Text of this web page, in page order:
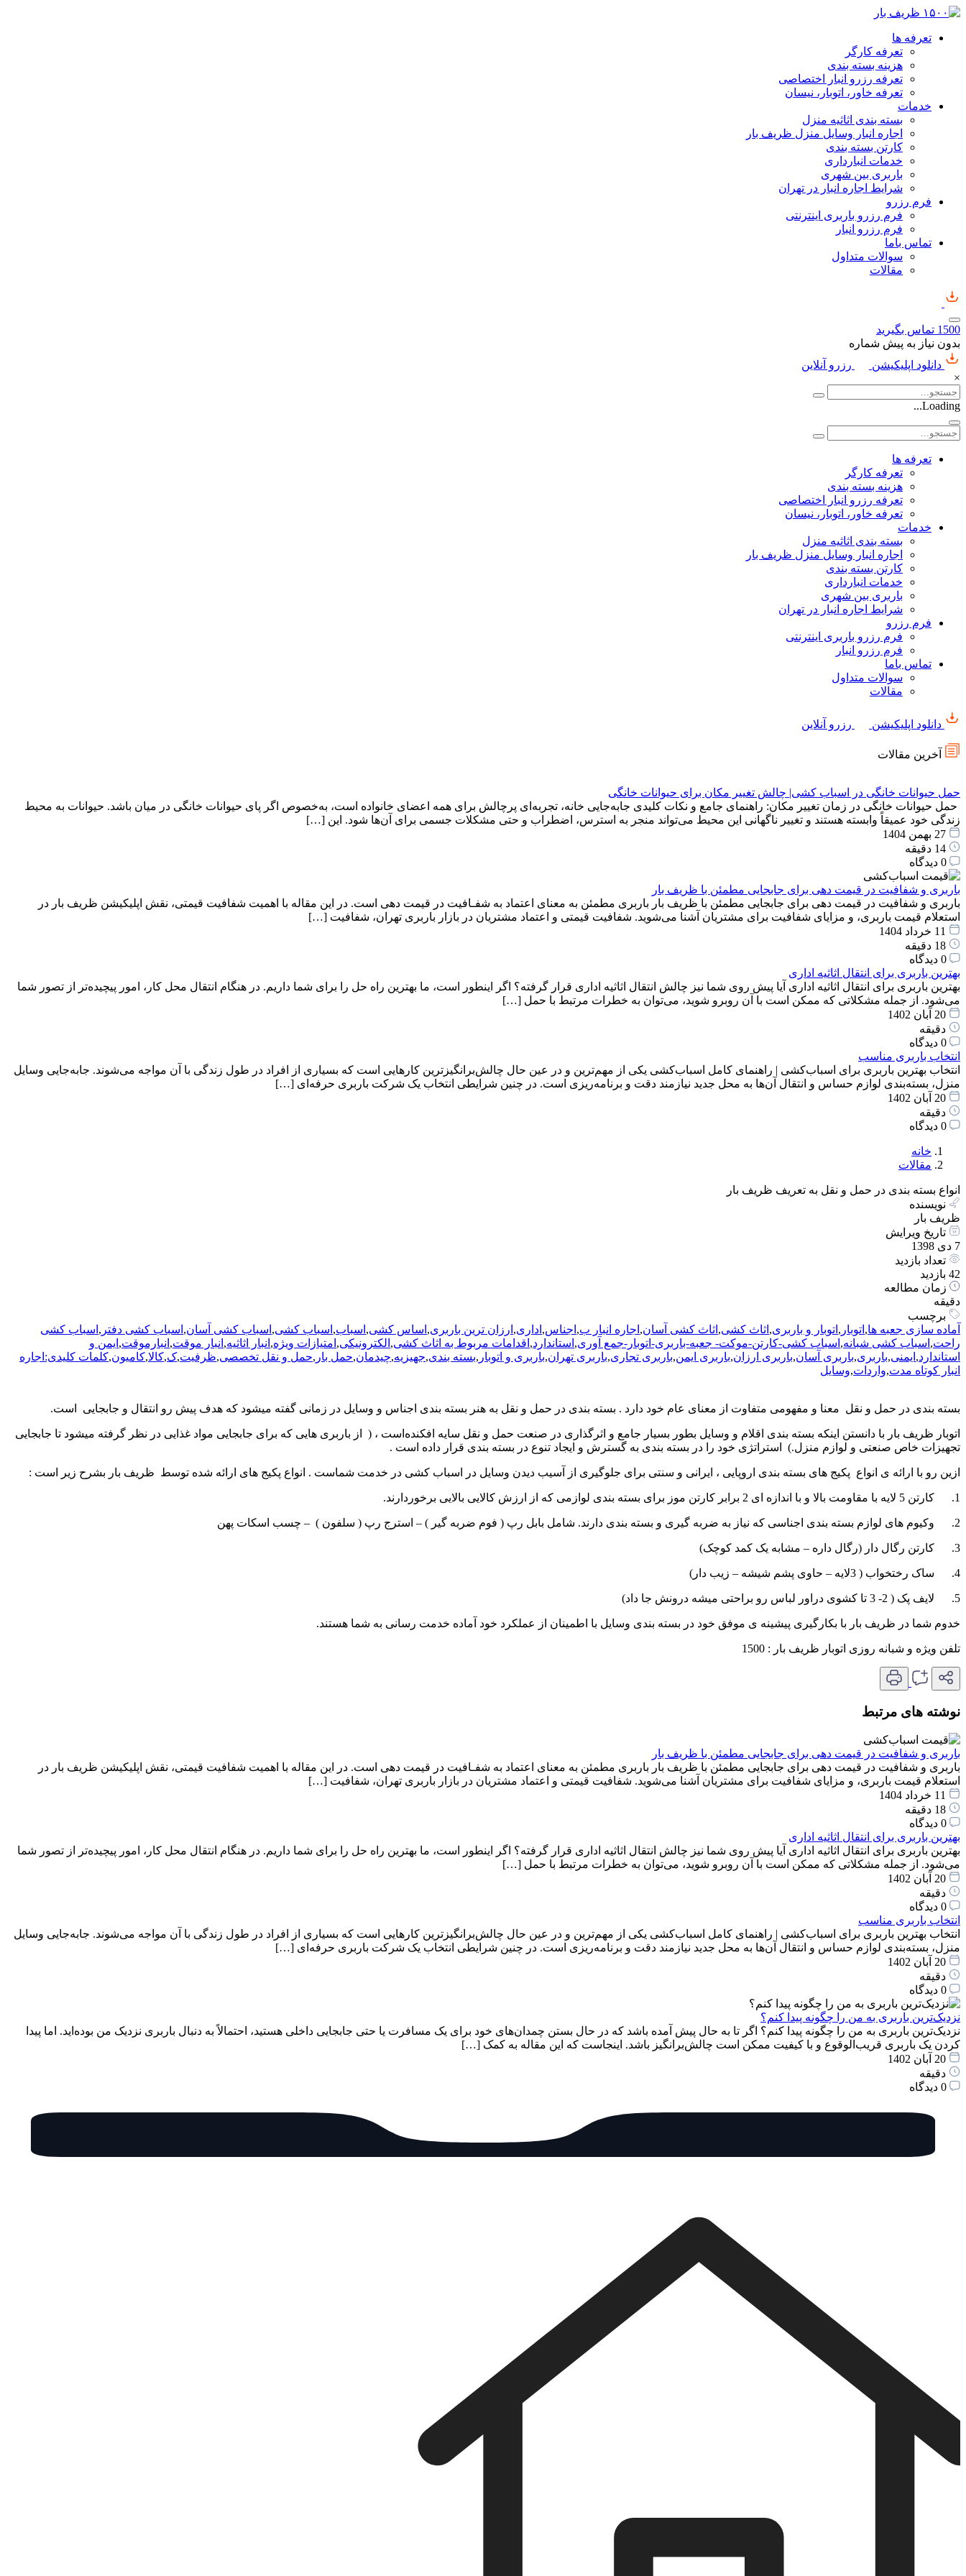
تعرفه ها
تعرفه کارگر
هزینه بسته بندی
تعرفه رزرو انبار اختصاصی
تعرفه خاور، اتوبار، نیسان
خدمات
بسته بندی اثاثیه منزل
اجاره انبار وسایل منزل ظریف بار
کارتن بسته بندی
خدمات انبارداری
باربری بین شهری
شرایط اجاره انبار در تهران
فرم رزرو
فرم رزرو باربری اینترنتی
فرم رزرو انبار
تماس باما
سوالات متداول
مقالات
1500 تماس بگیرید
بدون نیاز به پیش شماره
دانلود اپلیکیشن
رزرو آنلاین
×
Loading...
تعرفه ها
تعرفه کارگر
هزینه بسته بندی
تعرفه رزرو انبار اختصاصی
تعرفه خاور، اتوبار، نیسان
خدمات
بسته بندی اثاثیه منزل
اجاره انبار وسایل منزل ظریف بار
کارتن بسته بندی
خدمات انبارداری
باربری بین شهری
شرایط اجاره انبار در تهران
فرم رزرو
فرم رزرو باربری اینترنتی
فرم رزرو انبار
تماس باما
سوالات متداول
مقالات
دانلود اپلیکیشن رزرو آنلاین
آخرین مقالات
حمل حیوانات خانگی در اسباب کشی| چالش تغییر مکان برای حیوانات خانگی
حمل حیوانات خانگی در زمان تغییر مکان: راهنمای جامع و نکات کلیدی جابه‌جایی خانه، تجربه‌ای پرچالش برای همه اعضای خانواده است، به‌خصوص اگر پای حیوانات خانگی در میان باشد. حیوانات به محیط
زندگی خود عمیقاً وابسته هستند و تغییر ناگهانی این محیط می‌تواند منجر به استرس، اضطراب و حتی مشکلات جسمی برای آن‌ها شود. این […]
27 بهمن 1404
14 دقیقه
0 دیدگاه
باربری و شفافیت در قیمت دهی برای جابجایی مطمئن با ظریف بار
باربری و شفافیت در قیمت دهی برای جابجایی مطمئن با ظریف بار باربری مطمئن به معنای اعتماد به شفـافیت در قیمت دهی است. در این مقاله با اهمیت شفافیت قیمتی، نقش اپلیکیشن ظریف بار در
استعلام قیمت باربری، و مزایای شفافیت برای مشتریان آشنا می‌شوید. شفافیت قیمتی و اعتماد مشتریان در بازار باربری تهران، شفافیت […]
11 خرداد 1404
18 دقیقه
0 دیدگاه
بهترین باربری برای انتقال اثاثیه اداری
بهترین باربری برای انتقال اثاثیه اداری آیا پیش روی شما نیز چالش انتقال اثاثیه اداری قرار گرفته؟ اگر اینطور است، ما بهترین راه حل را برای شما داریم. در هنگام انتقال محل کار، امور پیچیده‌تر از تصور شما
می‌شود. از جمله مشکلاتی که ممکن است با آن روبرو شوید، می‌توان به خطرات مرتبط با حمل […]
20 آبان 1402
دقیقه
0 دیدگاه
انتخاب باربری مناسب
انتخاب بهترین باربری برای اسباب‌کشی | راهنمای کامل اسباب‌کشی یکی از مهم‌ترین و در عین حال چالش‌برانگیزترین کارهایی است که بسیاری از افراد در طول زندگی با آن مواجه می‌شوند. جابه‌جایی وسایل
منزل، بسته‌بندی لوازم حساس و انتقال آن‌ها به محل جدید نیازمند دقت و برنامه‌ریزی است. در چنین شرایطی انتخاب یک شرکت باربری حرفه‌ای […]
20 آبان 1402
دقیقه
0 دیدگاه
خانه
مقالات
انواع بسته بندی در حمل و نقل به تعریف ظریف بار
نویسنده
ظریف بار
تاریخ ویرایش
7 دی 1398
تعداد بازدید
42 بازدید
زمان مطالعه
دقیقه
برچسب
آماده سازی جعبه ها, اتوبار , اتوبار و باربری, اثاث کشی, اثاث کشی آسان, اجاره انبار ب, اجناس, اداری, ارزان ترین باربری, اساس کشی, اسباب, اسباب کشی, اسباب کشی آسان, اسباب کشی دفتر , اسباب کشی
راحت, اسباب کشی شبانه, اسباب کشی-کارتن-موکت- جعبه-باربری-اتوبار-جمع آوری, استاندارد, اقدامات مربوط به اثاث کشی, الکترونیکی, امتیازات ویژه, انبار اثاثیه, انبار موقت, انبارموقت, ایمن و
استاندارد, ایمنی,باربری,باربری آسان,باربری ارزان,باربری ایمن,باربری تجاری,باربری تهران,باربری و اتوبار ,بسته بندی,جهیزیه,چیدمان,حمل بار ,حمل و نقل تخصصی,ظرفیت,ک,کالا,کامیون,کلمات کلیدی:اجاره
انبار کوتاه مدت,واردات,وسایل
بسته بندی در حمل و نقل معنا و مفهومی متفاوت از معنای عام خود دارد . بسته بندی در حمل و نقل به هنر بسته بندی اجناس و وسایل در زمانی گفته میشود که هدف پیش رو انتقال و جابجایی است.
اتوبار ظریف بار با دانستن اینکه بسته بندی اقلام و وسایل بطور بسیار جامع و اثرگذاری در صنعت حمل و نقل سایه افکنده‌است ، ( از باربری هایی که برای جابجایی مواد غذایی در نظر گرفته میشود تا جابجایی
تجهیزات خاص صنعتی و لوازم منزل.) استراتژی خود را در بسته بندی به گسترش و ایجاد تنوع در بسته بندی قرار داده است .
ازین رو با ارائه ی انواع پکیج های بسته بندی اروپایی ، ایرانی و سنتی برای جلوگیری از آسیب دیدن وسایل در اسباب کشی در خدمت شماست . انواع پکیج های ارائه شده توسط ظریف بار بشرح زیر است :
1. کارتن 5 لایه با مقاومت بالا و با اندازه ای 2 برابر کارتن موز برای بسته بندی لوازمی که از ارزش کالایی بالایی برخوردارند.
2. وکیوم های لوازم بسته بندی اجناسی که نیاز به ضربه گیری و بسته بندی دارند. شامل بابل رپ ( فوم ضربه گیر ) – استرج رپ ( سلفون ) – چسب اسکات پهن
3. کارتن رگال دار (رگال داره – مشابه یک کمد کوچک)
4. ساک رختخواب ( 3لایه – حاوی پشم شیشه – زیب دار)
5. لایف پک ( 2- 3 تا کشوی دراور لباس رو براحتی میشه درونش جا داد)
خدوم شما در ظریف بار با بکارگیری پیشینه ی موفق خود در بسته بندی وسایل با اطمینان از عملکرد خود آماده خدمت رسانی به شما هستند.
تلفن ویژه و شبانه روزی اتوبار ظریف بار : 1500
نوشته های مرتبط
باربری و شفافیت در قیمت دهی برای جابجایی مطمئن با ظریف بار
باربری و شفافیت در قیمت دهی برای جابجایی مطمئن با ظریف بار باربری مطمئن به معنای اعتماد به شفـافیت در قیمت دهی است. در این مقاله با اهمیت شفافیت قیمتی، نقش اپلیکیشن ظریف بار در
استعلام قیمت باربری، و مزایای شفافیت برای مشتریان آشنا می‌شوید. شفافیت قیمتی و اعتماد مشتریان در بازار باربری تهران، شفافیت […]
11 خرداد 1404
18 دقیقه
0 دیدگاه
بهترین باربری برای انتقال اثاثیه اداری
بهترین باربری برای انتقال اثاثیه اداری آیا پیش روی شما نیز چالش انتقال اثاثیه اداری قرار گرفته؟ اگر اینطور است، ما بهترین راه حل را برای شما داریم. در هنگام انتقال محل کار، امور پیچیده‌تر از تصور شما
می‌شود. از جمله مشکلاتی که ممکن است با آن روبرو شوید، می‌توان به خطرات مرتبط با حمل […]
20 آبان 1402
دقیقه
0 دیدگاه
انتخاب باربری مناسب
انتخاب بهترین باربری برای اسباب‌کشی | راهنمای کامل اسباب‌کشی یکی از مهم‌ترین و در عین حال چالش‌برانگیزترین کارهایی است که بسیاری از افراد در طول زندگی با آن مواجه می‌شوند. جابه‌جایی وسایل
منزل، بسته‌بندی لوازم حساس و انتقال آن‌ها به محل جدید نیازمند دقت و برنامه‌ریزی است. در چنین شرایطی انتخاب یک شرکت باربری حرفه‌ای […]
20 آبان 1402
دقیقه
0 دیدگاه
نزدیک‌ترین باربری به من را چگونه پیدا کنم؟
نزدیک‌ترین باربری به من را چگونه پیدا کنم؟ اگر تا به حال پیش آمده باشد که در حال بستن چمدان‌های خود برای یک مسافرت یا حتی جابجایی داخلی هستید، احتمالاً به دنبال باربری نزدیک من بوده‌اید. اما پیدا
کردن یک باربری قریب‌الوقوع و با کیفیت ممکن است چالش‌برانگیز باشد. اینجاست که این مقاله به کمک […]
20 آبان 1402
دقیقه
0 دیدگاه